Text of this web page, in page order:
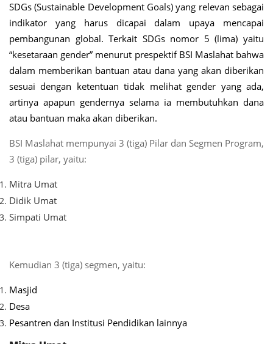
SDGs (Sustainable Development Goals) yang relevan sebagai
indikator yang harus dicapai dalam upaya mencapai
pembangunan global. Terkait SDGs nomor 5 (lima) yaitu
“kesetaraan gender” menurut prespektif BSI Maslahat bahwa
dalam memberikan bantuan atau dana yang akan diberikan
sesuai dengan ketentuan tidak melihat gender yang ada,
artinya apapun gendernya selama ia membutuhkan dana
atau bantuan maka akan diberikan.
BSI Maslahat mempunyai 3 (tiga) Pilar dan Segmen Program,
3 (tiga) pilar, yaitu:
Mitra Umat
Didik Umat
Simpati Umat
Kemudian 3 (tiga) segmen, yaitu:
Masjid
Desa
Pesantren dan Institusi Pendidikan lainnya